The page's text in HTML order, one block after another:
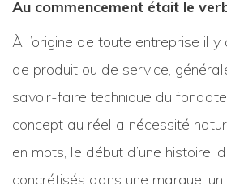
Au commencement était le
À l’origine de toute entreprise il y
de produit ou de service,
savoir-faire technique du
concept au réel a nécessité
en mots, le début d’une histoire,
concrétisés dans une marque, un